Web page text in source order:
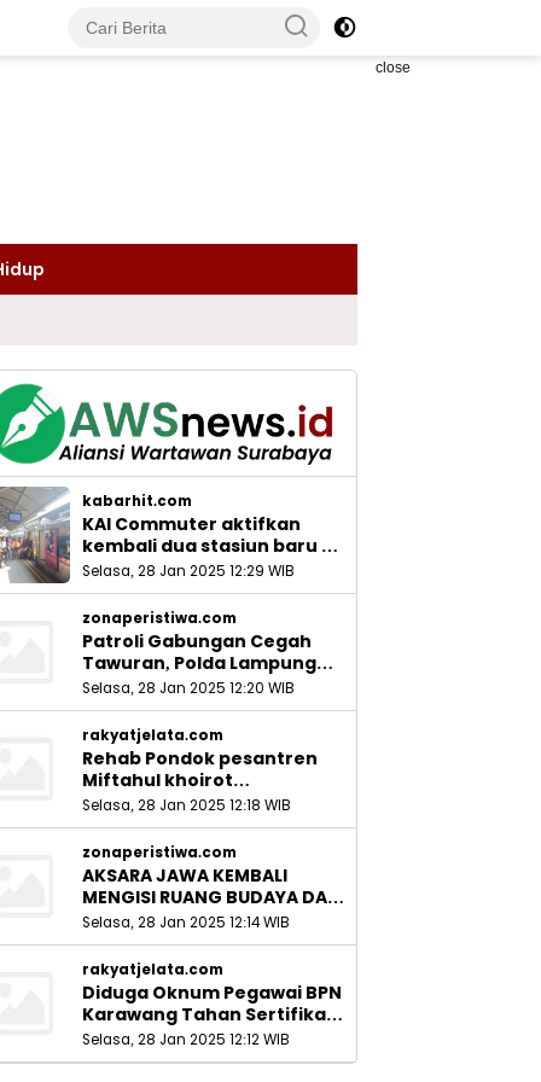
close
kabarhit.com
KAI Commuter aktifkan
kembali dua stasiun baru di
Sidoarjo_
Selasa, 28 Jan 2025 12:29 WIB
zonaperistiwa.com
Patroli Gabungan Cegah
Tawuran, Polda Lampung
Ingatkan Peran Orang Tua
Selasa, 28 Jan 2025 12:20 WIB
rakyatjelata.com
Rehab Pondok pesantren
Miftahul khoirot
Meninggalkan Hutang Ke
Material, Mantan Kadis PUPR
Harus Bertanggung Jawab
Selasa, 28 Jan 2025 12:18 WIB
zonaperistiwa.com
AKSARA JAWA KEMBALI
MENGISI RUANG BUDAYA DAN
SITUS LELUHUR NUSANTARA
Selasa, 28 Jan 2025 12:14 WIB
rakyatjelata.com
Diduga Oknum Pegawai BPN
Karawang Tahan Sertifikat
Pemohon PTSL
Selasa, 28 Jan 2025 12:12 WIB